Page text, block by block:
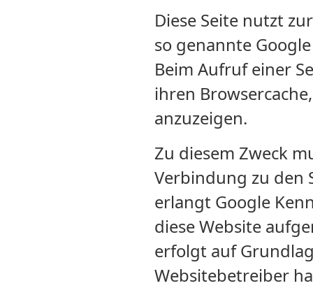
Diese Seite nutzt
so genannte
Beim Aufruf einer
ihren
anzuzeigen.
Zu diesem Zweck
Verbindung zu den
erlangt Google
diese Website
erfolgt auf
Websitebetreiber